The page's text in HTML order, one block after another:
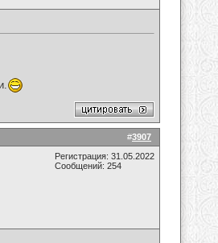
#3907
Регистрация: 31.05.2022
Сообщений: 254